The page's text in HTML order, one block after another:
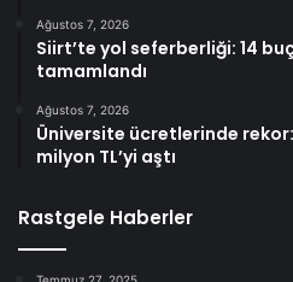
Ağustos 7, 2026
Siirt’te yol seferberliği: 14
tamamlandı
Ağustos 7, 2026
Üniversite ücretlerinde rekor:
milyon TL’yi aştı
Rastgele Haberler